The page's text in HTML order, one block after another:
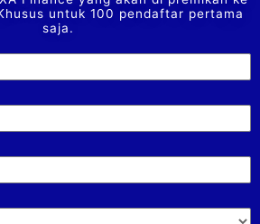
untuk 100 pendaftar pertama
saja.